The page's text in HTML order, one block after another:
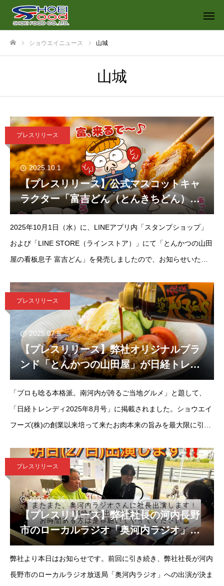
ショウエイニュース 山城
山城
プレスリリース
2025.10.1
【プレスリリース】公式マスコットキャ
ラクター「富吉どん（とんきちどん）」
のLINEスタンプが登場！「とんかつの山
田屋の看板息子 富吉どん」発売のお知ら
せ。
2025年10月1日（水）に、LINEアプリ内「スタンプショップ」
および「LINE STORE（ラインストア）」にて「とんかつの山田
屋の看板息子 富吉どん」を発売しましたので、お知らせいたし
んかつの山田
プレスリリース
2025.07.5
【プレスリリース】弊社オリジナルブラ
ンド「とんかつの山田屋」が日経トレン
ディ8月号に掲載されました。
「プロも唸る本格派。南河内が誇るご当地グルメ」と題して、
「日経トレンディ2025年8月号」に掲載されました。ショウエイ
フーズ(株)の創業以来培って来たお肉本来の旨みを最大限に引き
（2019年
プレスリリース
2025.06.26
【プレスリリース】弊社社長の河内長野
市のローカルラジオ「奥河内ラジオ」出
演が決定！
弊社より本日はお知らせです。前回に引き続き、弊社社長が河内
長野市のローカルラジオ放送局「奥河内ラジオ」への出演が決ま